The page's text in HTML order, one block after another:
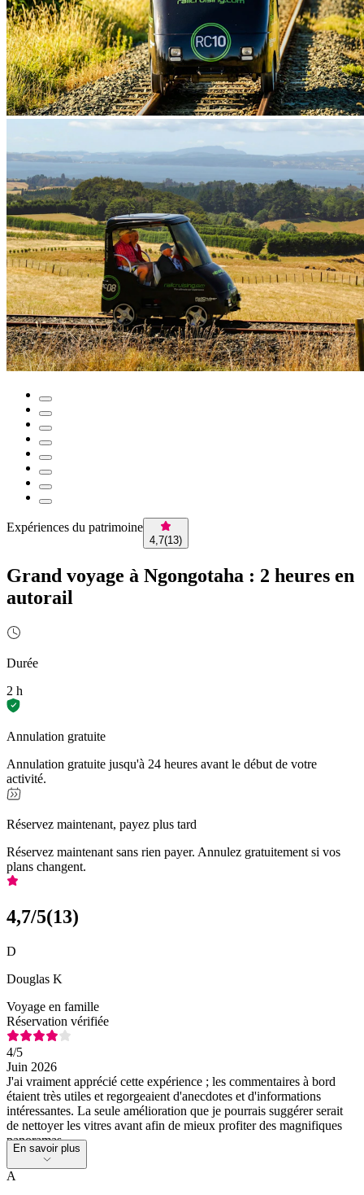
Expériences du patrimoine
4,7(13)
Grand voyage à Ngongotaha : 2 heures en
autorail
Durée
2 h
Annulation gratuite
Annulation gratuite jusqu'à 24 heures avant le début de votre
activité.
Réservez maintenant, payez plus tard
Réservez maintenant sans rien payer. Annulez gratuitement si vos
plans changent.
4,7/5(13)
D
Douglas K
Voyage en famille
Réservation vérifiée
4/5
Juin 2026
J'ai vraiment apprécié cette expérience ; les commentaires à bord
étaient très utiles et regorgeaient d'anecdotes et d'informations
intéressantes. La seule amélioration que je pourrais suggérer serait
de nettoyer les vitres avant afin de mieux profiter des magnifiques
panoramas.
En savoir plus
A